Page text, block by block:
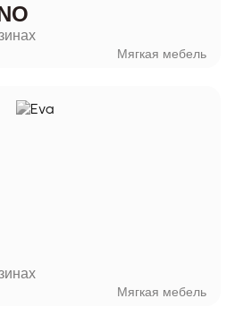
Мягкая мебель
Мягкая мебель